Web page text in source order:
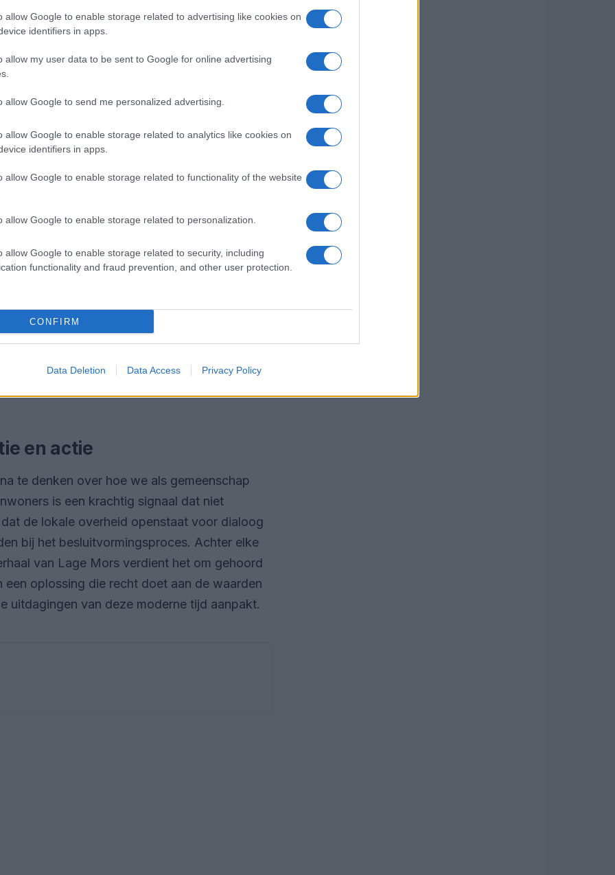
allow Google to enable storage related to advertising like cookies on
identifiers in apps.
allow my user data to be sent to Google for online advertising
allow Google to send me personalized advertising.
allow Google to enable storage related to analytics like cookies on
identifiers in apps.
allow Google to enable storage related to functionality of the website
allow Google to enable storage related to personalization.
allow Google to enable storage related to security, including
functionality and fraud prevention, and other user protection.
CONFIRM
Data Deletion Data Access Privacy Policy
vol tradities en sociale cohesie.
en de nieuwe regels worden gezien als een
van toegangskosten voelt ingrijpend en
al in de wijk hebben gewoond. De sterke
maakt deze situatie des te pijnlijker.
waarop lokale overheden met hun
nemen.
en actie
te denken over hoe we als gemeenschap
is een krachtig signaal dat niet
de lokale overheid openstaat voor dialoog
bij het besluitvormingsproces. Achter elke
van Lage Mors verdient het om gehoord
oplossing die recht doet aan de waarden
uitdagingen van deze moderne tijd aanpakt.